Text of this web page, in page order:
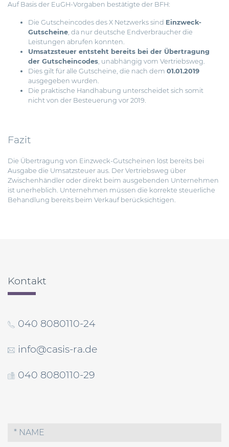
Auf Basis der EuGH-Vorgaben bestätigte der BFH:
Die Gutscheincodes des X Netzwerks sind Einzweck-
Gutscheine, da nur deutsche Endverbraucher die
Leistungen abrufen konnten.
Umsatzsteuer entsteht bereits bei der Übertragung
der Gutscheincodes, unabhängig vom Vertriebsweg.
Dies gilt für alle Gutscheine, die nach dem 01.01.2019
ausgegeben wurden.
Die praktische Handhabung unterscheidet sich somit
nicht von der Besteuerung vor 2019.
Fazit
Die Übertragung von Einzweck-Gutscheinen löst bereits bei
Ausgabe die Umsatzsteuer aus. Der Vertriebsweg über
Zwischenhändler oder direkt beim ausgebenden Unternehmen
ist unerheblich. Unternehmen müssen die korrekte steuerliche
Behandlung bereits beim Verkauf berücksichtigen.
Kontakt
040 8080110-24
info@casis-ra.de
040 8080110-29